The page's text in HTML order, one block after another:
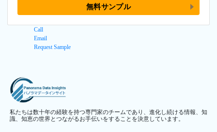
無料サンプル
Call
Email
Request Sample
私たちは数十年の経験を持つ専門家のチームであり、進化し続ける情報、知
識、知恵の世界とつながるお手伝いをすることを決意しています。